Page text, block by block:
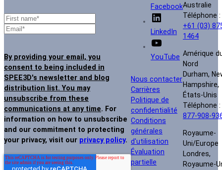
By providing your email, you
consent to being included in
SPEE3D's newsletter and blog
distribution list. You may
unsubscribe from these
communications at any time. For
information on how to unsubscribe
and our commitment to protecting
your privacy, visit our privacy policy.
Facebook
LinkedIn
YouTube
Nous contacter
Carrières
Politique de
confidentialité
Conditions
générales
d'utilisation
Évaluation
partielle
Australie
Téléphone :
+61 (03)
1464
Amérique
Nord
Durham,
Hampshire,
États-Unis
Téléphone :
877-908-
Royaume-
Uni/Europe
Londres,
Royaume-